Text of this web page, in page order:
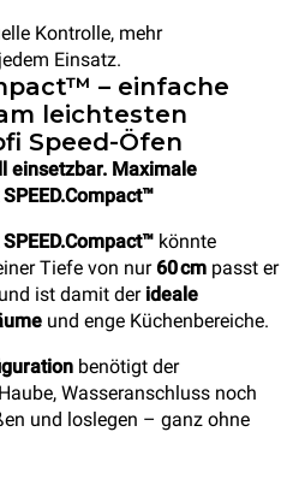
Kontrolle, mehr
Einsatz.
– einfache
leichtesten
Speed-Öfen
einsetzbar. Maximale
könnte
Tiefe von nur 60 cm passt er
ist damit der ideale
und enge Küchenbereiche.
benötigt der
Wasseranschluss noch
und loslegen – ganz ohne